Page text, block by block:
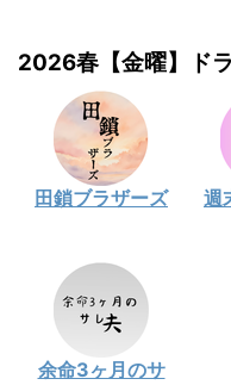
2026春【金曜】ド
田鎖ブラザーズ 週
余命3ヶ月のサ